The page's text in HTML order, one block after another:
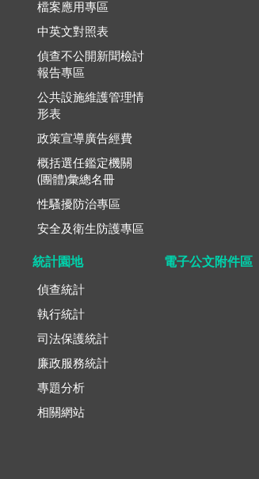
檔案應用專區
中英文對照表
偵查不公開新聞檢討
報告專區
公共設施維護管理情
形表
政策宣導廣告經費
概括選任鑑定機關
(團體)彙總名冊
性騷擾防治專區
安全及衛生防護專區
統計園地
偵查統計
執行統計
司法保護統計
廉政服務統計
專題分析
相關網站
電子公文附件區